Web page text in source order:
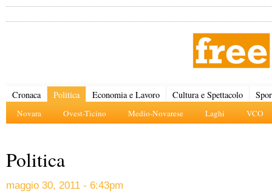
Cronaca Politica
Novara Ovest-Ticino Medio-Novarese Laghi VCO
Economia e Lavoro Cultura e Spettacolo
Politica
maggio 30, 2011 - 6:43pm